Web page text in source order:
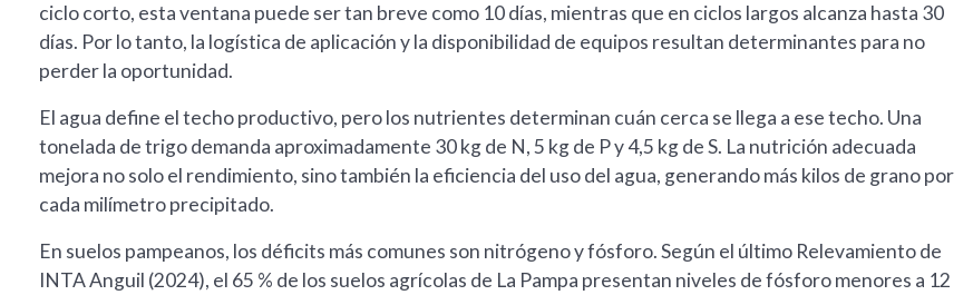
ciclo corto, esta ventana puede ser tan breve como 10 días, mientras que en ciclos largos alcanza hasta 30
días. Por lo tanto, la logística de aplicación y la disponibilidad de equipos resultan determinantes para no
perder la oportunidad.
El agua define el techo productivo, pero los nutrientes determinan cuán cerca se llega a ese techo. Una
tonelada de trigo demanda aproximadamente 30 kg de N, 5 kg de P y 4,5 kg de S. La nutrición adecuada
mejora no solo el rendimiento, sino también la eficiencia del uso del agua, generando más kilos de grano por
cada milímetro precipitado.
En suelos pampeanos, los déficits más comunes son nitrógeno y fósforo. Según el último Relevamiento de
INTA Anguil (2024), el 65 % de los suelos agrícolas de La Pampa presentan niveles de fósforo menores a 12